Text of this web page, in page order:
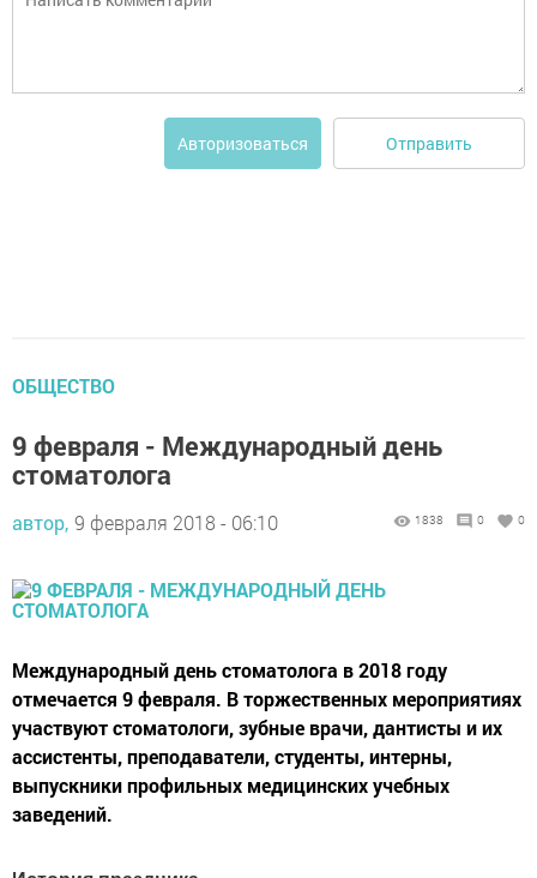
Авторизоваться Отправить
ОБЩЕСТВО
9 февраля - Международный день
стоматолога
автор, 9 февраля 2018 - 06:10 1838 0 0
Международный день стоматолога в 2018 году
отмечается 9 февраля. В торжественных мероприятиях
участвуют стоматологи, зубные врачи, дантисты и их
ассистенты, преподаватели, студенты, интерны,
выпускники профильных медицинских учебных
заведений.